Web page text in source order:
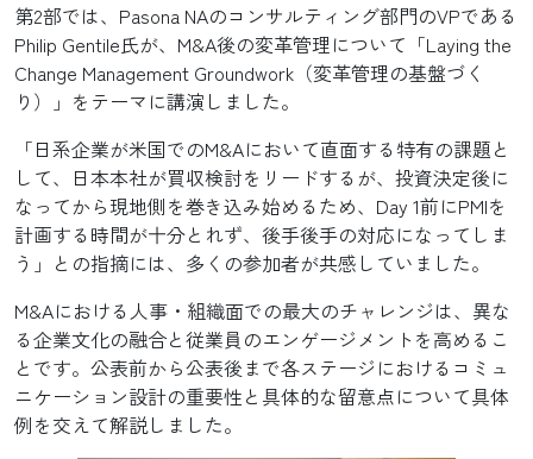
第2部では、Pasona NAのコンサルティング部門のVPである
Philip Gentile氏が、M&A後の変革管理について「Laying the
Change Management Groundwork（変革管理の基盤づく
り）」をテーマに講演しました。
「日系企業が米国でのM&Aにおいて直面する特有の課題と
して、日本本社が買収検討をリードするが、投資決定後に
なってから現地側を巻き込み始めるため、Day 1前にPMIを
計画する時間が十分とれず、後手後手の対応になってしま
う」との指摘には、多くの参加者が共感していました。
M&Aにおける人事・組織面での最大のチャレンジは、異な
る企業文化の融合と従業員のエンゲージメントを高めるこ
とです。公表前から公表後まで各ステージにおけるコミュ
ニケーション設計の重要性と具体的な留意点について具体
例を交えて解説しました。